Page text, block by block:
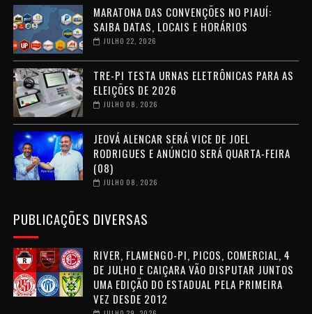
MARATONA DAS CONVENÇÕES NO PIAUÍ:
SAIBA DATAS, LOCAIS E HORÁRIOS
JULHO 22, 2026
TRE-PI TESTA URNAS ELETRÔNICAS PARA AS
ELEIÇÕES DE 2026
JULHO 08, 2026
JEOVÁ ALENCAR SERÁ VICE DE JOEL
RODRIGUES E ANÚNCIO SERÁ QUARTA-FEIRA
(08)
JULHO 08, 2026
PUBLICAÇÕES DIVERSAS
RIVER, FLAMENGO-PI, PICOS, COMERCIAL, 4
DE JULHO E CAIÇARA VÃO DISPUTAR JUNTOS
UMA EDIÇÃO DO ESTADUAL PELA PRIMEIRA
VEZ DESDE 2012